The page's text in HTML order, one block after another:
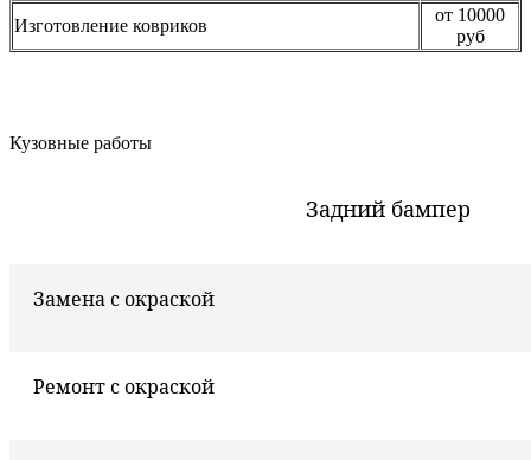
Изготовление ковриков
от 10000
руб
Кузовные работы
Задний бампер
Замена с окраской
Ремонт с окраской